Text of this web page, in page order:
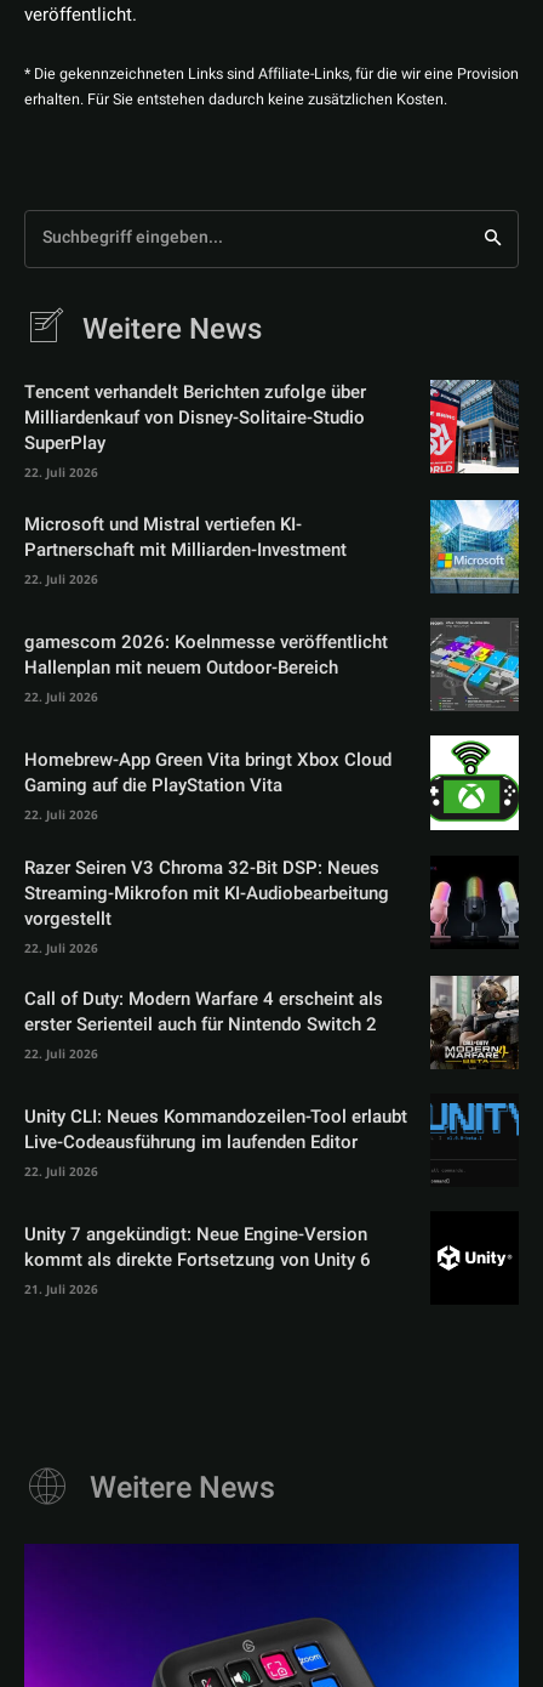
veröffentlicht.
* Die gekennzeichneten Links sind Affiliate-Links, für die wir eine Provision
erhalten. Für Sie entstehen dadurch keine zusätzlichen Kosten.
Suchbegriff eingeben...
Weitere News
Tencent verhandelt Berichten zufolge über
Milliardenkauf von Disney-Solitaire-Studio
SuperPlay
22. Juli 2026
Microsoft und Mistral vertiefen KI-
Partnerschaft mit Milliarden-Investment
22. Juli 2026
gamescom 2026: Koelnmesse veröffentlicht
Hallenplan mit neuem Outdoor-Bereich
22. Juli 2026
Homebrew-App Green Vita bringt Xbox Cloud
Gaming auf die PlayStation Vita
22. Juli 2026
Razer Seiren V3 Chroma 32-Bit DSP: Neues
Streaming-Mikrofon mit KI-Audiobearbeitung
vorgestellt
22. Juli 2026
Call of Duty: Modern Warfare 4 erscheint als
erster Serienteil auch für Nintendo Switch 2
22. Juli 2026
Unity CLI: Neues Kommandozeilen-Tool erlaubt
Live-Codeausführung im laufenden Editor
22. Juli 2026
Unity 7 angekündigt: Neue Engine-Version
kommt als direkte Fortsetzung von Unity 6
21. Juli 2026
Weitere News